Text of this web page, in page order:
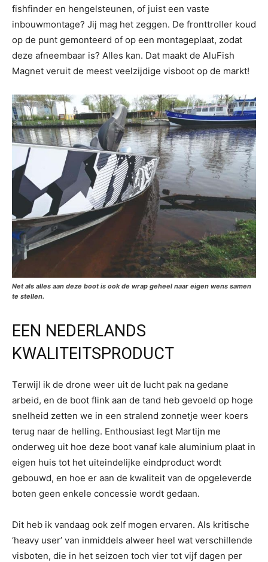
fishfinder en hengelsteunen, of juist een vaste
inbouwmontage? Jij mag het zeggen. De fronttroller koud
op de punt gemonteerd of op een montageplaat, zodat
deze afneembaar is? Alles kan. Dat maakt de AluFish
Magnet veruit de meest veelzijdige visboot op de markt!
Net als alles aan deze boot is ook de wrap geheel naar eigen wens samen
te stellen.
EEN NEDERLANDS
KWALITEITSPRODUCT
Terwijl ik de drone weer uit de lucht pak na gedane
arbeid, en de boot flink aan de tand heb gevoeld op hoge
snelheid zetten we in een stralend zonnetje weer koers
terug naar de helling. Enthousiast legt Martijn me
onderweg uit hoe deze boot vanaf kale aluminium plaat in
eigen huis tot het uiteindelijke eindproduct wordt
gebouwd, en hoe er aan de kwaliteit van de opgeleverde
boten geen enkele concessie wordt gedaan.
Dit heb ik vandaag ook zelf mogen ervaren. Als kritische
‘heavy user’ van inmiddels alweer heel wat verschillende
visboten, die in het seizoen toch vier tot vijf dagen per